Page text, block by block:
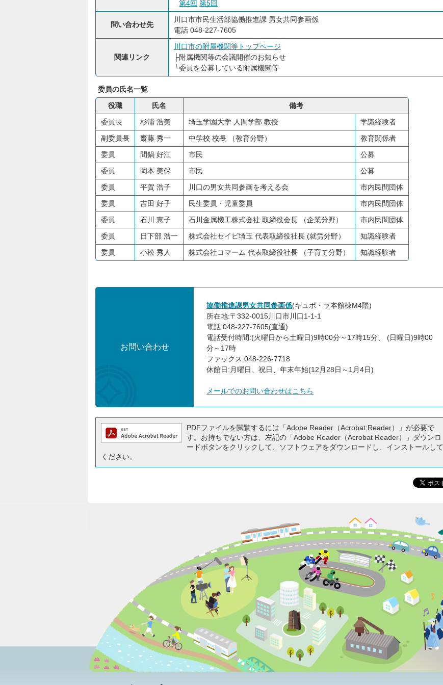
第4回 第5回
問い合わせ先
川口市市民生活部協働推進課 男女共同参画係
電話 048-227-7605
関連リンク
川口市の附属機関等トップページ
├附属機関等の会議開催のお知らせ
└委員を公募している附属機関等
委員の氏名一覧
役職
氏名
備考
委員長
杉浦 浩美 埼玉学園大学 人間学部 教授
学識経験者
副委員長
齋藤 秀一 中学校 校長 （教育分野）
教育関係者
委員
間鍋 好江 市民
公募
委員
岡本 美保 市民
公募
委員
平賀 浩子 川口の男女共同参画を考える会
市内民間団体
委員
吉田 好子 民生委員・児童委員
市内民間団体
委員
石川 恵子 石川金属機工株式会社 取締役会長 （企業分野）
市内民間団体
委員
日下部 浩一 株式会社セイビ埼玉 代表取締役社長 (就労分野）
知識経験者
委員
小松 秀人 株式会社コマーム 代表取締役社長 （子育て分野） 知識経験者
お問い合わせ
協働推進課男女共同参画係(キュポ・ラ本館棟M4階)
所在地:〒332-0015川口市川口1-1-1
電話:048-227-7605(直通)
電話受付時間:(火曜日から土曜日)9時00分～17時15分、 (日曜日)9時00
分～17時
ファックス:048-226-7718
休館日:月曜日、祝日、年末年始(12月28日～1月4日)
メールでのお問い合わせはこちら
PDFファイルを閲覧するには「Adobe Reader（Acrobat Reader）」が必要で
す。お持ちでない方は、左記の「Adobe Reader（Acrobat Reader）」ダウンロ
ードボタンをクリックして、ソフトウェアをダウンロードし、インストールして
ください。